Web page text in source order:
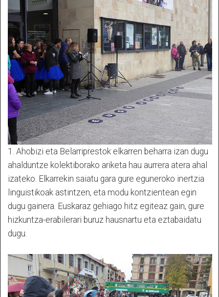
1. Ahobizi eta Belarriprestok elkarren beharra izan dugu
ahalduntze kolektiborako ariketa hau aurrera atera ahal
izateko. Elkarrekin saiatu gara gure eguneroko inertzia
linguistikoak astintzen, eta modu kontzientean egin
dugu gainera. Euskaraz gehiago hitz egiteaz gain, gure
hizkuntza-erabilerari buruz hausnartu eta eztabaidatu
dugu.